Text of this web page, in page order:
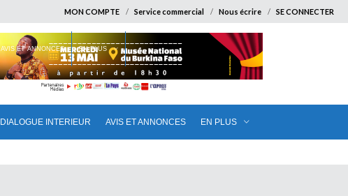
MON COMPTE Service commercial Nous écrire SE CONNECTER
DIALOGUE INTERIEUR AVIS ET ANNONCES EN PLUS
AVIS ET ANNONCES EN PLUS